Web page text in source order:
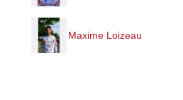
Maxime Loizeau